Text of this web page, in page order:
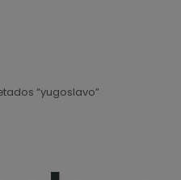
“yugoslavo”